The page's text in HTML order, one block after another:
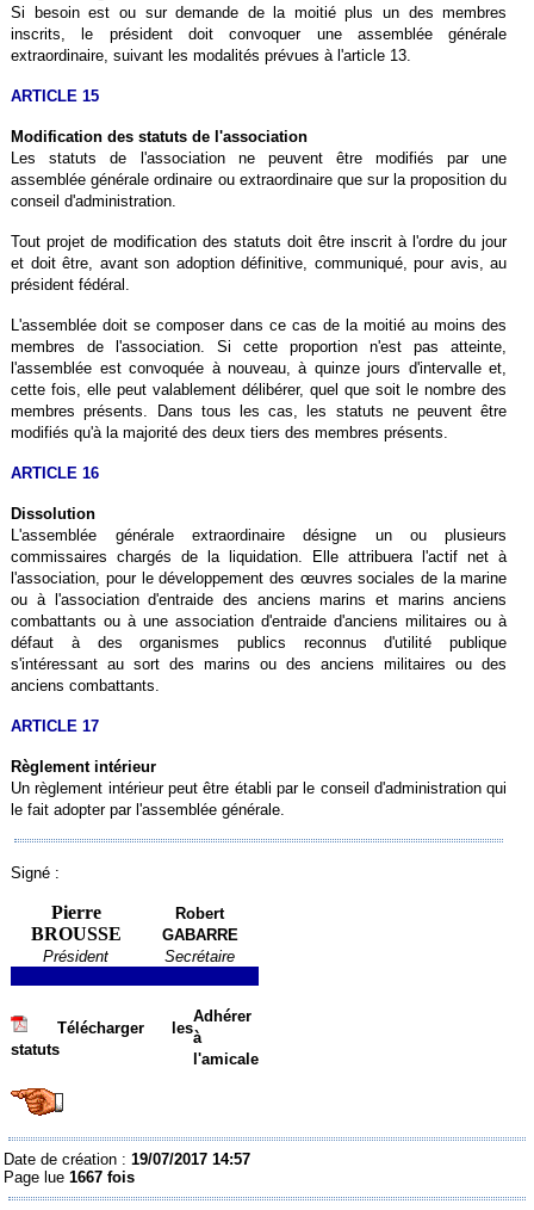
Si besoin est ou sur demande de la moitié plus un des membres
inscrits, le président doit convoquer une assemblée générale
extraordinaire, suivant les modalités prévues à l'article 13.
ARTICLE 15
Modification des statuts de l'association
Les statuts de l'association ne peuvent être modifiés par une
assemblée générale ordinaire ou extraordinaire que sur la proposition du
conseil d'administration.
Tout projet de modification des statuts doit être inscrit à l'ordre du jour
et doit être, avant son adoption définitive, communiqué, pour avis, au
président fédéral.
L'assemblée doit se composer dans ce cas de la moitié au moins des
membres de l'association. Si cette proportion n'est pas atteinte,
l'assemblée est convoquée à nouveau, à quinze jours d'intervalle et,
cette fois, elle peut valablement délibérer, quel que soit le nombre des
membres présents. Dans tous les cas, les statuts ne peuvent être
modifiés qu'à la majorité des deux tiers des membres présents.
ARTICLE 16
Dissolution
L'assemblée générale extraordinaire désigne un ou plusieurs
commissaires chargés de la liquidation. Elle attribuera l'actif net à
l'association, pour le développement des œuvres sociales de la marine
ou à l'association d'entraide des anciens marins et marins anciens
combattants ou à une association d'entraide d'anciens militaires ou à
défaut à des organismes publics reconnus d'utilité publique
s'intéressant au sort des marins ou des anciens militaires ou des
anciens combattants.
ARTICLE 17
Règlement intérieur
Un règlement intérieur peut être établi par le conseil d'administration qui
le fait adopter par l'assemblée générale.
Signé :
Pierre
BROUSSE
Président
Robert
GABARRE
Secrétaire
Télécharger les
statuts
Adhérer
à
l'amicale
Date de création :19/07/2017 14:57
Page lue1667 fois